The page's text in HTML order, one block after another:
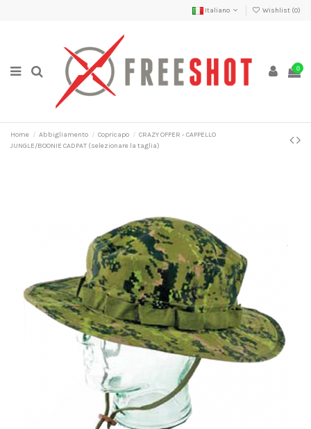
Italiano Wishlist (0)
0
Home Abbigliamento Copricapo
CRAZY OFFER - CAPPELLO
JUNGLE/BOONIE CADPAT (selezionare la taglia)